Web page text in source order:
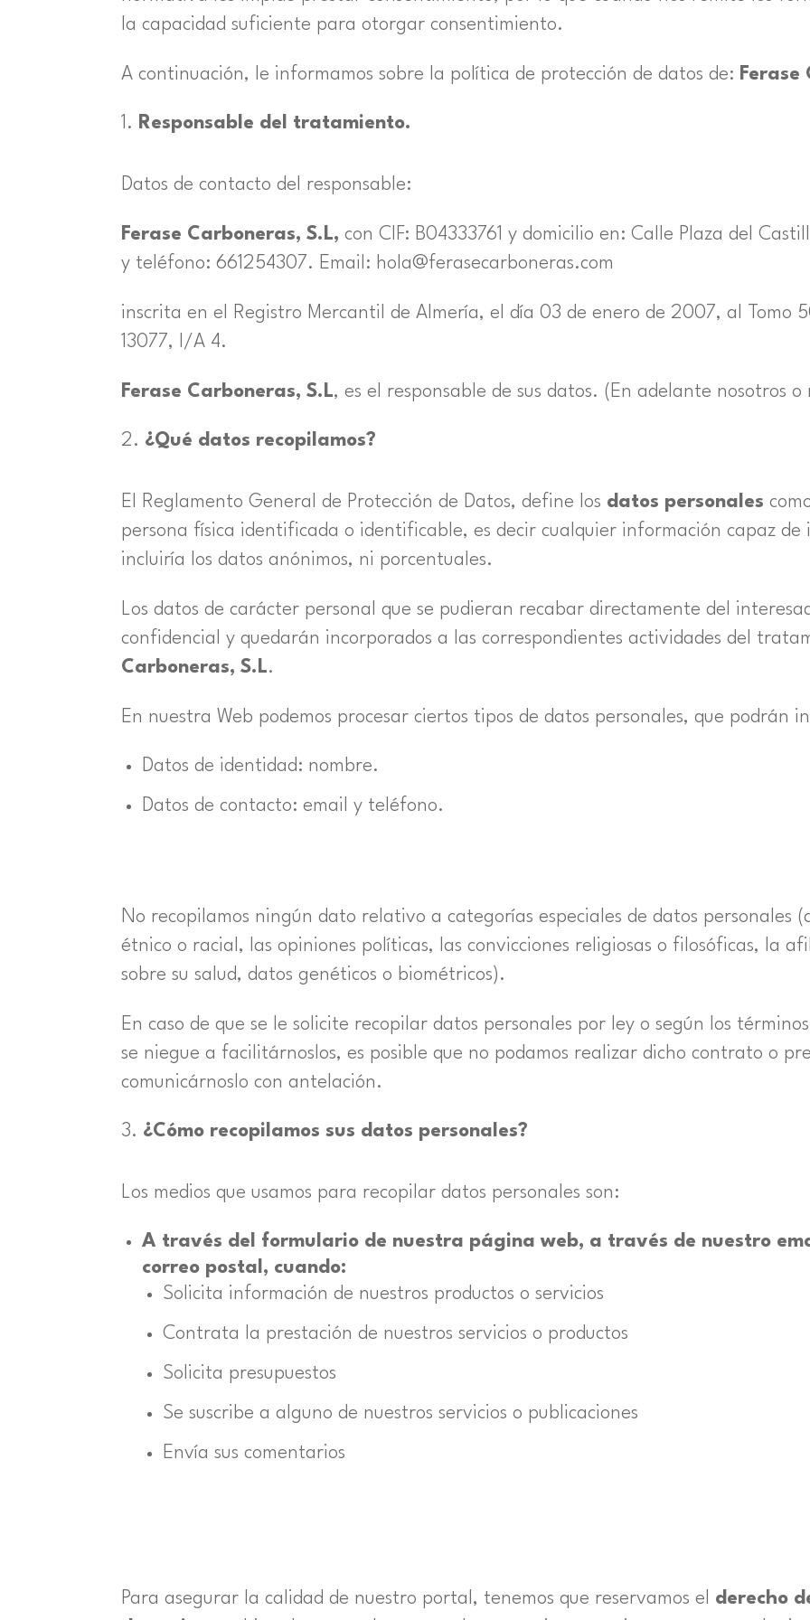
la capacidad suficiente para otorgar consentimiento.
A continuación, le informamos sobre la política de protección de datos de: Ferase
Responsable del tratamiento.
Datos de contacto del responsable:
Ferase Carboneras, S.L,con CIF: B04333761 y domicilio en: Calle Plaza del
y teléfono: 661254307. Email: hola@ferasecarboneras.com
inscrita en el Registro Mercantil de Almería, el día 03 de enero de 2007, al Tomo
13077, I/A 4.
Ferase Carboneras, S.L, es el responsable de sus datos. (En adelante nosotros o
¿Qué datos recopilamos?
El Reglamento General de Protección de Datos, define los datos personales
persona física identificada o identificable, es decir cualquier información capaz
incluiría los datos anónimos, ni porcentuales.
Los datos de carácter personal que se pudieran recabar directamente del
confidencial y quedarán incorporados a las correspondientes actividades del
Carboneras, S.L.
En nuestra Web podemos procesar ciertos tipos de datos personales, que podrán
Datos de identidad: nombre.
Datos de contacto: email y teléfono.
No recopilamos ningún dato relativo a categorías especiales de datos personales
étnico o racial, las opiniones políticas, las convicciones religiosas o filosóficas, la
sobre su salud, datos genéticos o biométricos).
En caso de que se le solicite recopilar datos personales por ley o según los
se niegue a facilitárnoslos, es posible que no podamos realizar dicho contrato o
comunicárnoslo con antelación.
¿Cómo recopilamos sus datos personales?
Los medios que usamos para recopilar datos personales son:
A través del formulario de nuestra página web, a través de nuestro
correo postal, cuando:
Solicita información de nuestros productos o servicios
Contrata la prestación de nuestros servicios o productos
Solicita presupuestos
Se suscribe a alguno de nuestros servicios o publicaciones
Envía sus comentarios
Para asegurar la calidad de nuestro portal, tenemos que reservamos el derecho